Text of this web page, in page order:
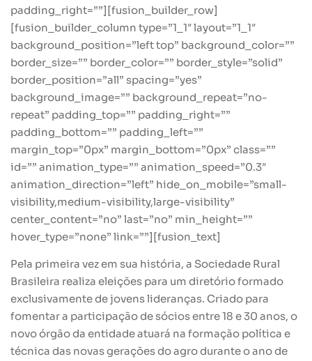
padding_right=””][fusion_builder_row]
[fusion_builder_column type=”1_1″ layout=”1_1″
background_position=”left top” background_color=””
border_size=”” border_color=”” border_style=”solid”
border_position=”all” spacing=”yes”
background_image=”” background_repeat=”no-
repeat” padding_top=”” padding_right=””
padding_bottom=”” padding_left=””
margin_top=”0px” margin_bottom=”0px” class=””
id=”” animation_type=”” animation_speed=”0.3″
animation_direction=”left” hide_on_mobile=”small-
visibility,medium-visibility,large-visibility”
center_content=”no” last=”no” min_height=””
hover_type=”none” link=””][fusion_text]
Pela primeira vez em sua história, a Sociedade Rural
Brasileira realiza eleições para um diretório formado
exclusivamente de jovens lideranças. Criado para
fomentar a participação de sócios entre 18 e 30 anos, o
novo órgão da entidade atuará na formação política e
técnica das novas gerações do agro durante o ano de